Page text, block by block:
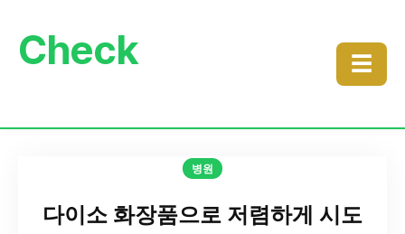
Check ☰
병원
다이소 화장품으로 저렴하게 시도